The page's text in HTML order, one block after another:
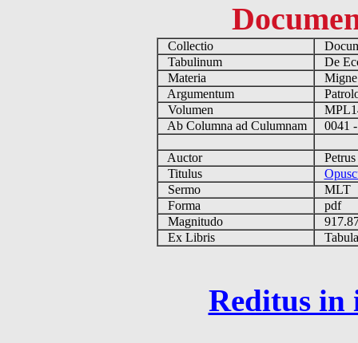
Collectio
Tabulinum
De
Materia
Argumentum
Volumen
Ab Columna ad Culumnam
0041
Auctor
Titulus
Sermo
MLT
Forma
pdf
Magnitudo
Ex Libris
Reditus in